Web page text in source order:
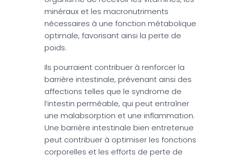
minéraux et les macronutriments
nécessaires à une fonction métabolique
optimale, favorisant ainsi la perte de
poids.
Ils pourraient contribuer à renforcer la
barrière intestinale, prévenant ainsi des
affections telles que le syndrome de
l’intestin perméable, qui peut entraîner
une malabsorption et une inflammation.
Une barrière intestinale bien entretenue
peut contribuer à optimiser les fonctions
corporelles et les efforts de perte de